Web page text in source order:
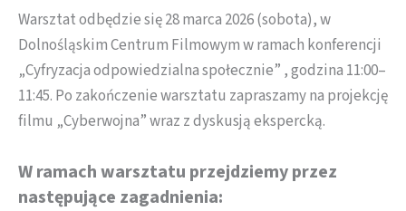
Warsztat odbędzie się 28 marca 2026 (sobota), w
Dolnośląskim Centrum Filmowym w ramach konferencji
„Cyfryzacja odpowiedzialna społecznie” , godzina 11:00–
11:45. Po zakończenie warsztatu zapraszamy na projekcję
filmu „Cyberwojna” wraz z dyskusją ekspercką.
W ramach warsztatu przejdziemy przez
następujące zagadnienia: